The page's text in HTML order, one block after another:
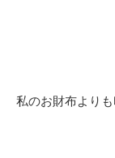
私のお財布より